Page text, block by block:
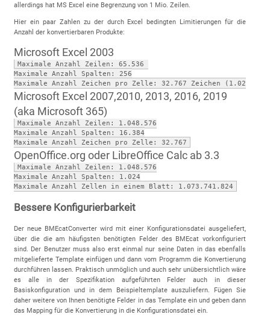
allerdings hat MS Excel eine Begrenzung von 1 Mio. Zeilen.
Hier ein paar Zahlen zu der durch Excel bedingten Limitierungen für die
Anzahl der konvertierbaren Produkte:
Microsoft Excel 2003
Maximale Anzahl Zeilen: 65.536
Maximale Anzahl Spalten: 256
Maximale Anzahl Zeichen pro Zelle: 32.767 Zeichen (1.024
Microsoft Excel 2007,2010, 2013, 2016, 2019
(aka Microsoft 365)
Maximale Anzahl Zeilen: 1.048.576
Maximale Anzahl Spalten: 16.384
Maximale Anzahl Zeichen pro Zelle: 32.767
OpenOffice.org oder LibreOffice Calc ab 3.3
Maximale Anzahl Zeilen: 1.048.576
Maximale Anzahl Spalten: 1.024
Maximale Anzahl Zellen in einem Blatt: 1.073.741.824
Bessere Konfigurierbarkeit
Der neue BMEcatConverter wird mit einer Konfigurationsdatei ausgeliefert,
über die die am häufigsten benötigten Felder des BMEcat vorkonfiguriert
sind. Der Benutzer muss also erst einmal nur seine Daten in das ebenfalls
mitgelieferte Template einfügen und dann vom Programm die Konvertierung
durchführen lassen. Praktisch unmöglich und auch sehr unübersichtlich wäre
es alle in der Spezifikation aufgeführten Felder auch in dieser
Basiskonfiguration und in dem Beispieltemplate auszuliefern. Fügen Sie
daher weitere von Ihnen benötigte Felder in das Template ein und geben dann
das Mapping für die Konvertierung in die Konfigurationsdatei ein.